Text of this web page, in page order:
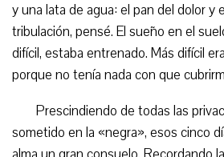
y una lata de agua: el pan del dolor y
tribulación, pensé. El sueño en el
difícil, estaba entrenado. Más difícil
porque no tenía nada con que
Prescindiendo de todas las
sometido en la «negra», esos cinco